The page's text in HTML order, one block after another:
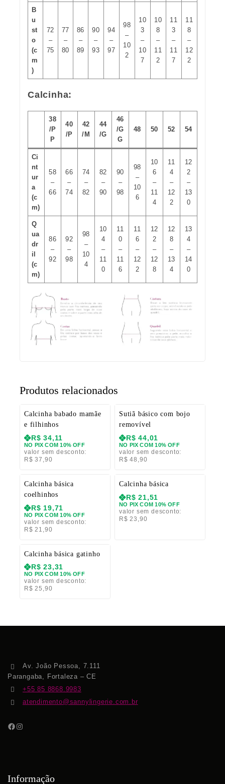
B
u
st
o
(c
m
)
72
–
75
77
–
80
86
–
89
90
–
93
94
–
97
98
–
10
2
10
3
–
10
7
10
8
–
11
2
11
3
–
11
7
11
8
–
12
2
Calcinha:
38
/P
P
40
/P
42
/M
44
/G
46
/G
G
48 50 52 54
Ci
nt
ur
a
(c
m)
58
–
66
66
–
74
74
–
82
82
–
90
90
–
98
98
–
10
6
10
6
–
11
4
11
4
–
12
2
12
2
–
13
0
Q
ua
dr
il
(c
m)
86
–
92
92
–
98
98
–
10
4
10
4
–
11
0
11
0
–
11
6
11
6
–
12
2
12
2
–
12
8
12
8
–
13
4
13
4
–
14
0
Produtos relacionados
Calcinha babado mamãe
e filhinhos
R$ 34,11
NO PIX COM 10% OFF
valor sem desconto:
R$ 37,90
Sutiã básico com bojo
removível
R$ 44,01
NO PIX COM 10% OFF
valor sem desconto:
R$ 48,90
Calcinha básica
coelhinhos
R$ 19,71
NO PIX COM 10% OFF
valor sem desconto:
R$ 21,90
Calcinha básica
R$ 21,51
NO PIX COM 10% OFF
valor sem desconto:
R$ 23,90
Calcinha básica gatinho
R$ 23,31
NO PIX COM 10% OFF
valor sem desconto:
R$ 25,90
Av. João Pessoa, 7.111
Parangaba, Fortaleza – CE
+55 85 8868.9983
atendimento@sannylingerie.com.br
Informação